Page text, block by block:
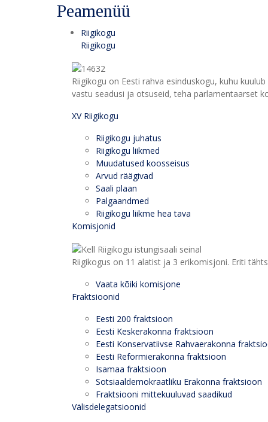
Peamenüü
Riigikogu
Riigikogu
Riigikogu on Eesti rahva esinduskogu, kuhu
vastu seadusi ja otsuseid, teha parlamentaarset
XV Riigikogu
Riigikogu juhatus
Riigikogu liikmed
Muudatused koosseisus
Arvud räägivad
Saali plaan
Palgaandmed
Riigikogu liikme hea tava
Komisjonid
Riigikogus on 11 alatist ja 3 erikomisjoni. Eriti
Vaata kõiki komisjone
Fraktsioonid
Eesti 200 fraktsioon
Eesti Keskerakonna fraktsioon
Eesti Konservatiivse Rahvaerakonna
Eesti Reformierakonna fraktsioon
Isamaa fraktsioon
Sotsiaaldemokraatliku Erakonna fraktsioon
Fraktsiooni mittekuuluvad saadikud
Välisdelegatsioonid